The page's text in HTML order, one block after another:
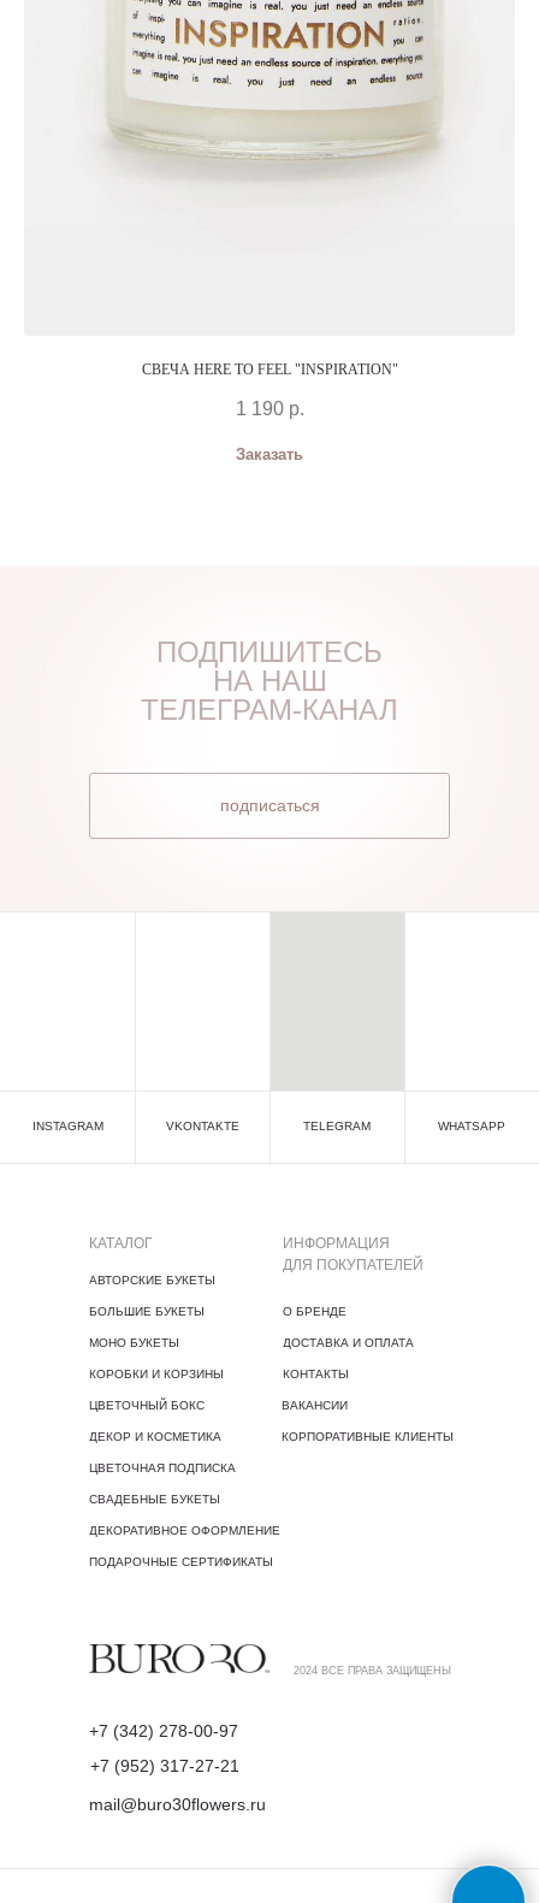
СВЕЧА HERE TO FEEL "INSPIRATION"
1 190 р.
Заказать
подписаться
ПОДПИШИТЕСЬ
НА НАШ
ТЕЛЕГРАМ-КАНАЛ
VKONTAKTE TELEGRAM WHATSAPP
INSTAGRAM
КАТАЛОГ
mail@buro30flowers.ru
+7 (342) 278-00-97
АВТОРСКИЕ БУКЕТЫ
БОЛЬШИЕ БУКЕТЫ
МОНО БУКЕТЫ
КОРОБКИ И КОРЗИНЫ
ЦВЕТОЧНЫЙ БОКС
ДЕКОР И КОСМЕТИКА
ЦВЕТОЧНАЯ ПОДПИСКА
СВАДЕБНЫЕ БУКЕТЫ
ДЕКОРАТИВНОЕ ОФОРМЛЕНИЕ
ИНФОРМАЦИЯ
ДЛЯ ПОКУПАТЕЛЕЙ
О БРЕНДЕ
ДОСТАВКА И ОПЛАТА
КОНТАКТЫ
ПОДАРОЧНЫЕ СЕРТИФИКАТЫ
+7 (952) 317-27-21
2024 ВСЕ ПРАВА ЗАЩИЩЕНЫ
ВАКАНСИИ
КОРПОРАТИВНЫЕ КЛИЕНТЫ